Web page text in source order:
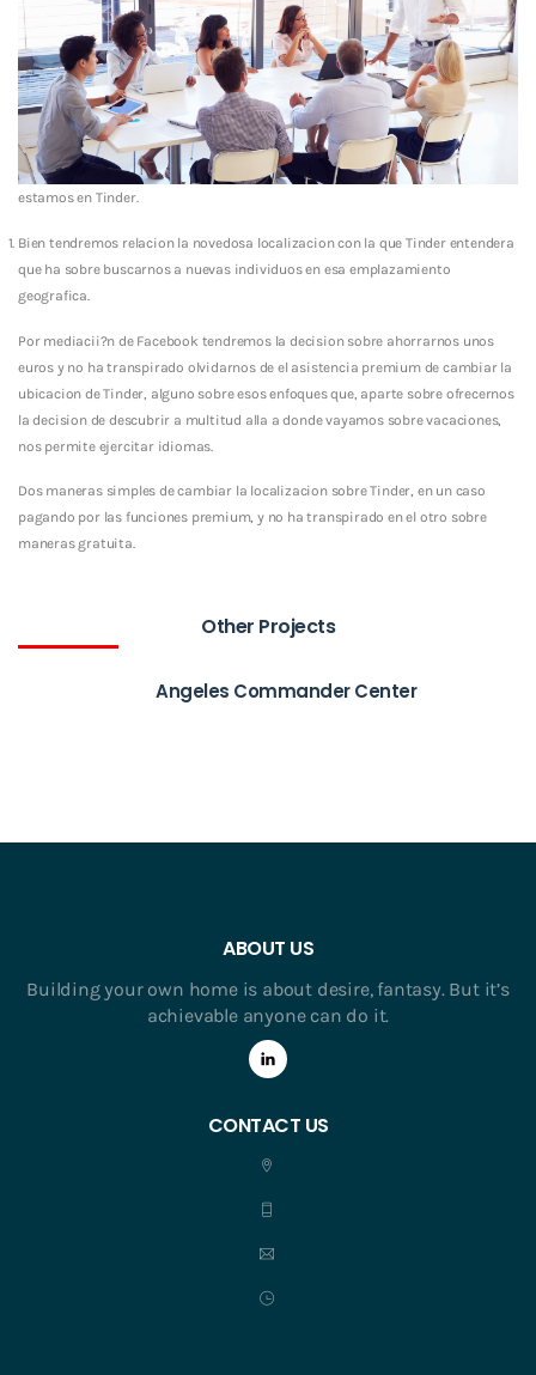
estamos en Tinder.
Bien tendremos relacion la novedosa localizacion con la que Tinder entendera
que ha sobre buscarnos a nuevas individuos en esa emplazamiento
geografica.
Por mediacii?n de Facebook tendremos la decision sobre ahorrarnos unos
euros y no ha transpirado olvidarnos de el asistencia premium de cambiar la
ubicacion de Tinder, alguno sobre esos enfoques que, aparte sobre ofrecernos
la decision de descubrir a multitud alla a donde vayamos sobre vacaciones,
nos permite ejercitar idiomas.
Dos maneras simples de cambiar la localizacion sobre Tinder, en un caso
pagando por las funciones premium, y no ha transpirado en el otro sobre
maneras gratuita.
Other Projects
Angeles Commander Center
ABOUT US
Building your own home is about desire, fantasy. But it’s
achievable anyone can do it.
CONTACT US